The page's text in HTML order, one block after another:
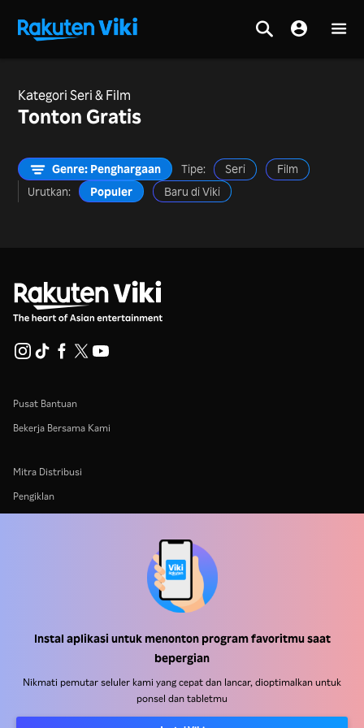
Instal aplikasi untuk menonton program favoritmu saat
bepergian
Nikmati pemutar seluler kami yang cepat dan lancar, dioptimalkan untuk
ponsel dan tabletmu
Kategori Seri & Film
Tonton Gratis
Genre: Penghargaan Tipe: Seri
Film
Urutkan:
Populer Baru di Viki
Pusat Bantuan
Bekerja Bersama Kami
Mitra Distribusi
Pengiklan
Kebijakan Cookie dan Teknologi Penelusuran
Kebijakan Hak Cipta